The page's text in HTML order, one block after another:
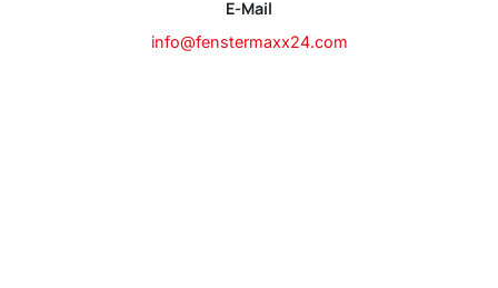
E-Mail
info@fenstermaxx24.com